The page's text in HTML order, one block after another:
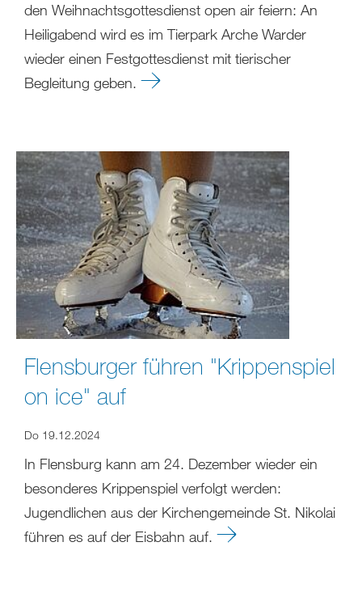
den Weihnachtsgottesdienst open air feiern: An
Heiligabend wird es im Tierpark Arche Warder
wieder einen Festgottesdienst mit tierischer
Begleitung geben.
Flensburger führen "Krippenspiel
on ice" auf
Do 19.12.2024
In Flensburg kann am 24. Dezember wieder ein
besonderes Krippenspiel verfolgt werden:
Jugendlichen aus der Kirchengemeinde St. Nikolai
führen es auf der Eisbahn auf.